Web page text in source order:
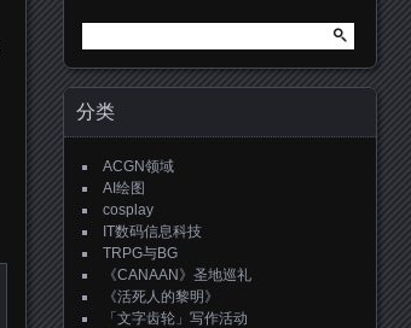
索：
分类
ACGN领域
AI绘图
cosplay
IT数码信息科技
TRPG与BG
《CANAAN》圣地巡礼
《活死人的黎明》
「文字齿轮」写作活动